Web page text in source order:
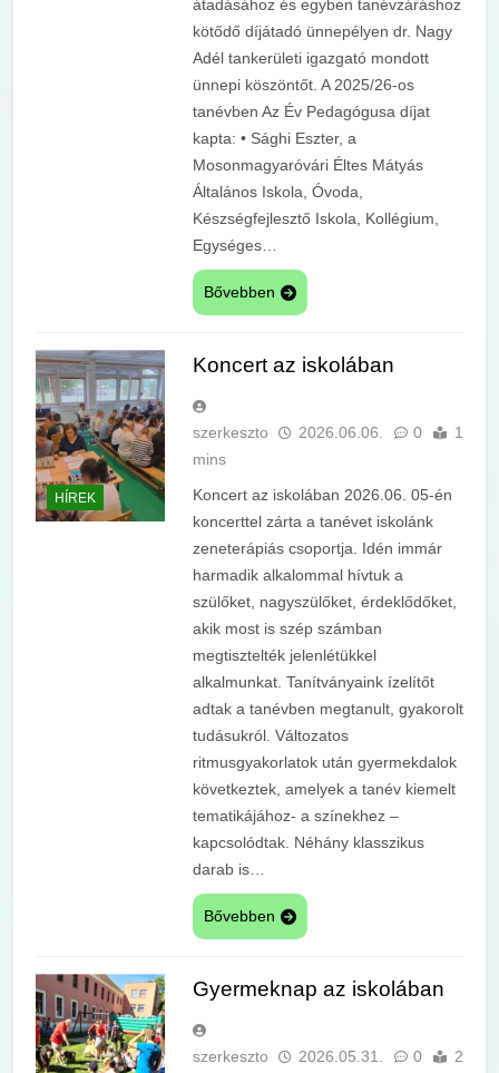
átadásához és egyben tanévzáráshoz
kötődő díjátadó ünnepélyen dr. Nagy
Adél tankerületi igazgató mondott
ünnepi köszöntőt. A 2025/26-os
tanévben Az Év Pedagógusa díjat
kapta: • Sághi Eszter, a
Mosonmagyaróvári Éltes Mátyás
Általános Iskola, Óvoda,
Készségfejlesztő Iskola, Kollégium,
Egységes…
Bővebben
HÍREK
Koncert az iskolában
szerkeszto 2026.06.06. 0
1
mins
Koncert az iskolában 2026.06. 05-én
koncerttel zárta a tanévet iskolánk
zeneterápiás csoportja. Idén immár
harmadik alkalommal hívtuk a
szülőket, nagyszülőket, érdeklődőket,
akik most is szép számban
megtisztelték jelenlétükkel
alkalmunkat. Tanítványaink ízelítőt
adtak a tanévben megtanult, gyakorolt
tudásukról. Változatos
ritmusgyakorlatok után gyermekdalok
következtek, amelyek a tanév kiemelt
tematikájához- a színekhez –
kapcsolódtak. Néhány klasszikus
darab is…
Bővebben
Gyermeknap az iskolában
szerkeszto 2026.05.31. 0
2